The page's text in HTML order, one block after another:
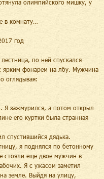
олимпийского мишку, у
в комнату…
год
по ней спускался
ярким фонарем на лбу. Мужчина
оглядывая:
Я зажмурился, а потом открыл
его куртки была странная
спустившийся дядька.
я поднялся по бетонному
стояли еще двое мужчин в
Я с ужасом заметил
земле. Выйдя на улицу,